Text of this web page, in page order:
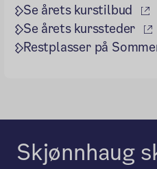
Se årets kurstilbud
Se årets kurssteder
Restplasser på
Skjønnhaug